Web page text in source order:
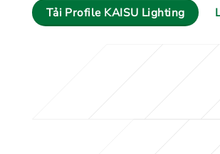
Tải Profile KAISU Lighting